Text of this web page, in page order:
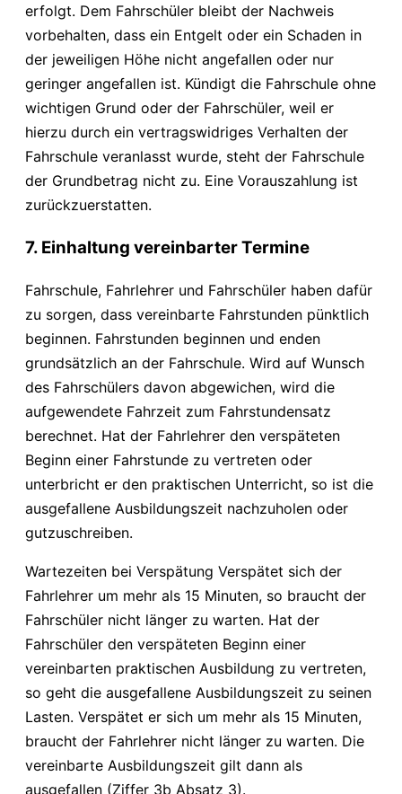
erfolgt. Dem Fahrschüler bleibt der Nachweis
vorbehalten, dass ein Entgelt oder ein Schaden in
der jeweiligen Höhe nicht angefallen oder nur
geringer angefallen ist. Kündigt die Fahrschule ohne
wichtigen Grund oder der Fahrschüler, weil er
hierzu durch ein vertragswidriges Verhalten der
Fahrschule veranlasst wurde, steht der Fahrschule
der Grundbetrag nicht zu. Eine Vorauszahlung ist
zurückzuerstatten.
7. Einhaltung vereinbarter Termine
Fahrschule, Fahrlehrer und Fahrschüler haben dafür
zu sorgen, dass vereinbarte Fahrstunden pünktlich
beginnen. Fahrstunden beginnen und enden
grundsätzlich an der Fahrschule. Wird auf Wunsch
des Fahrschülers davon abgewichen, wird die
aufgewendete Fahrzeit zum Fahrstundensatz
berechnet. Hat der Fahrlehrer den verspäteten
Beginn einer Fahrstunde zu vertreten oder
unterbricht er den praktischen Unterricht, so ist die
ausgefallene Ausbildungszeit nachzuholen oder
gutzuschreiben.
Wartezeiten bei Verspätung Verspätet sich der
Fahrlehrer um mehr als 15 Minuten, so braucht der
Fahrschüler nicht länger zu warten. Hat der
Fahrschüler den verspäteten Beginn einer
vereinbarten praktischen Ausbildung zu vertreten,
so geht die ausgefallene Ausbildungszeit zu seinen
Lasten. Verspätet er sich um mehr als 15 Minuten,
braucht der Fahrlehrer nicht länger zu warten. Die
vereinbarte Ausbildungszeit gilt dann als
ausgefallen (Ziffer 3b Absatz 3).